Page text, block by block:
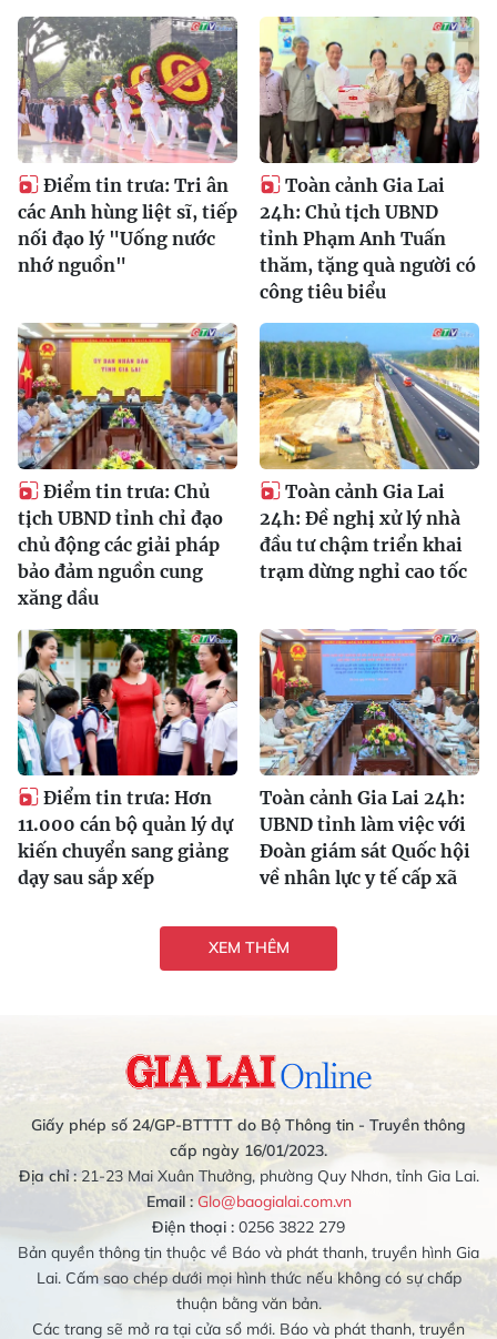
Điểm tin trưa: Tri ân
các Anh hùng liệt sĩ, tiếp
nối đạo lý "Uống nước
nhớ nguồn"
Toàn cảnh Gia Lai
24h: Chủ tịch UBND
tỉnh Phạm Anh Tuấn
thăm, tặng quà người có
công tiêu biểu
Điểm tin trưa: Chủ
tịch UBND tỉnh chỉ đạo
chủ động các giải pháp
bảo đảm nguồn cung
xăng dầu
Toàn cảnh Gia Lai
24h: Đề nghị xử lý nhà
đầu tư chậm triển khai
trạm dừng nghỉ cao tốc
Điểm tin trưa: Hơn
11.000 cán bộ quản lý dự
kiến chuyển sang giảng
dạy sau sắp xếp
Toàn cảnh Gia Lai 24h:
UBND tỉnh làm việc với
Đoàn giám sát Quốc hội
về nhân lực y tế cấp xã
XEM THÊM
Giấy phép số 24/GP-BTTTT do Bộ Thông tin - Truyền thông
cấp ngày 16/01/2023.
Địa chỉ :21-23 Mai Xuân Thưởng, phường Quy Nhơn, tỉnh Gia Lai.
Email : Glo@baogialai.com.vn
Điện thoại : 0256 3822 279
Bản quyền thông tin thuộc về Báo và phát thanh, truyền hình Gia
Lai. Cấm sao chép dưới mọi hình thức nếu không có sự chấp
thuận bằng văn bản.
Các trang sẽ mở ra tại cửa sổ mới. Báo và phát thanh, truyền